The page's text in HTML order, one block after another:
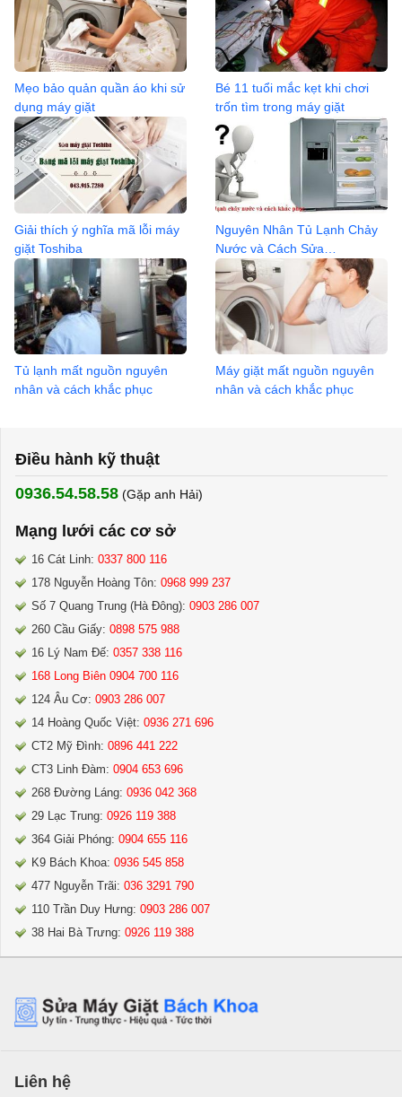
Mẹo bảo quản quần áo khi sử
dụng máy giặt
Bé 11 tuổi mắc kẹt khi chơi
trốn tìm trong máy giặt
Giải thích ý nghĩa mã lỗi máy
giặt Toshiba
Nguyên Nhân Tủ Lạnh Chảy
Nước và Cách Sửa
0936.04.2368
Tủ lạnh mất nguồn nguyên
nhân và cách khắc phục
Máy giặt mất nguồn nguyên
nhân và cách khắc phục
Điều hành kỹ thuật
0936.54.58.58 (Gặp anh Hải) ​
Mạng lưới các cơ sở
16 Cát Linh: 0337 800 116
178 Nguyễn Hoàng Tôn: 0968 999 237
Số 7 Quang Trung (Hà Đông): 0903 286 007
260 Cầu Giấy: 0898 575 988
16 Lý Nam Đế: 0357 338 116
168 Long Biên 0904 700 116
124 Âu Cơ: 0903 286 007
14 Hoàng Quốc Việt: 0936 271 696
CT2 Mỹ Đình: 0896 441 222
CT3 Linh Đàm: 0904 653 696
268 Đường Láng: 0936 042 368
29 Lạc Trung: 0926 119 388
364 Giải Phóng: 0904 655 116
K9 Bách Khoa: 0936 545 858
477 Nguyễn Trãi: 036 3291 790
110 Trần Duy Hưng: 0903 286 007
38 Hai Bà Trưng: 0926 119 388
Liên hệ